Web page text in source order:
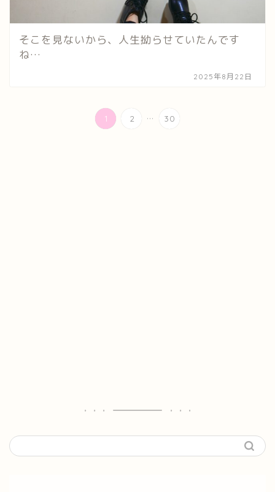
そこを見ないから、人生拗らせていたんです
ね…
2025年8月22日
1 2 ... 30